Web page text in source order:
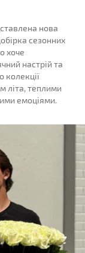
нова
сезонних
хоче
настрій та
колекції
літа, теплими
емоціями.